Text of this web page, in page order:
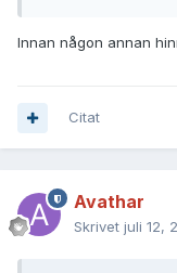
Innan någon annan
Citat
Avathar
Skrivet juli 12,